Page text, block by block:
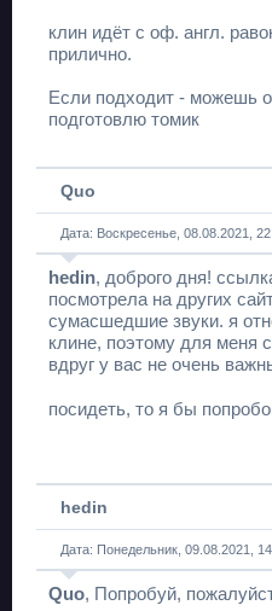
клин идёт с оф. англ.
прилично.
Если подходит - можешь
подготовлю томик
Quo
Дата: Воскресенье, 08.08.2021,
hedin, доброго дня!
посмотрела на других
сумасшедшие звуки. я
клине, поэтому для меня
вдруг у вас не очень
посидеть, то я бы
hedin
Дата: Понедельник, 09.08.2021,
Quo, Попробуй,